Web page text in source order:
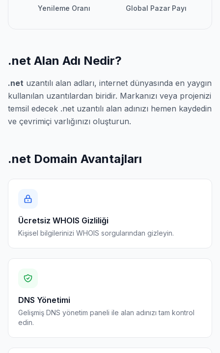
Yenileme Oranı Global Pazar Payı
.net Alan Adı Nedir?
.net uzantılı alan adları, internet dünyasında en yaygın
kullanılan uzantılardan biridir. Markanızı veya projenizi
temsil edecek .net uzantılı alan adınızı hemen kaydedin
ve çevrimiçi varlığınızı oluşturun.
.net Domain Avantajları
Ücretsiz WHOIS Gizliliği
Kişisel bilgilerinizi WHOIS sorgularından gizleyin.
DNS Yönetimi
Gelişmiş DNS yönetim paneli ile alan adınızı tam kontrol
edin.